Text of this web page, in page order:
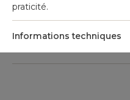
praticité.
Informations techniques